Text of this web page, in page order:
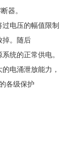
器。
电压的幅值限制
掉。随后
统的正常供电。
电涌泄放能力，
各级保护